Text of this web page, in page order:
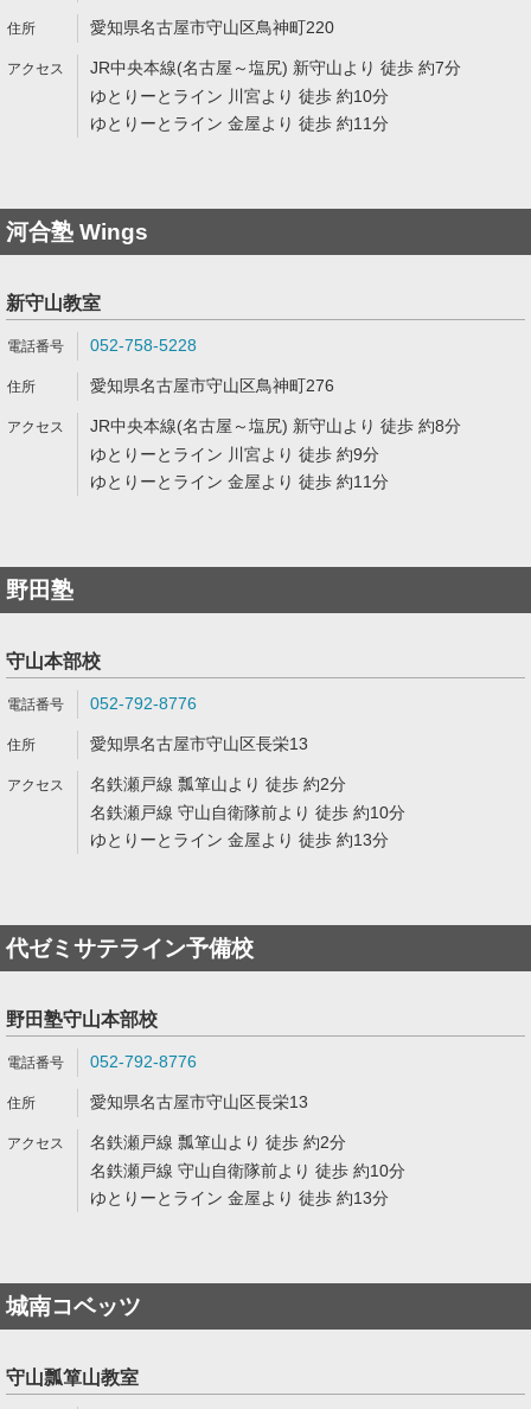
愛知県名古屋市守山区鳥神町220
JR中央本線(名古屋～塩尻) 新守山より 徒歩 約7分
ゆとりーとライン 川宮より 徒歩 約10分
ゆとりーとライン 金屋より 徒歩 約11分
河合塾 Wings
新守山教室
052-758-5228
愛知県名古屋市守山区鳥神町276
JR中央本線(名古屋～塩尻) 新守山より 徒歩 約8分
ゆとりーとライン 川宮より 徒歩 約9分
ゆとりーとライン 金屋より 徒歩 約11分
野田塾
守山本部校
052-792-8776
愛知県名古屋市守山区長栄13
名鉄瀬戸線 瓢箪山より 徒歩 約2分
名鉄瀬戸線 守山自衛隊前より 徒歩 約10分
ゆとりーとライン 金屋より 徒歩 約13分
代ゼミサテライン予備校
野田塾守山本部校
052-792-8776
愛知県名古屋市守山区長栄13
名鉄瀬戸線 瓢箪山より 徒歩 約2分
名鉄瀬戸線 守山自衛隊前より 徒歩 約10分
ゆとりーとライン 金屋より 徒歩 約13分
城南コベッツ
守山瓢箪山教室